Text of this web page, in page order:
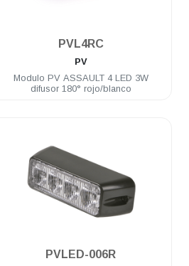
PVL4RC
PV
Modulo PV ASSAULT 4 LED 3W
difusor 180° rojo/blanco
PVLED-006R